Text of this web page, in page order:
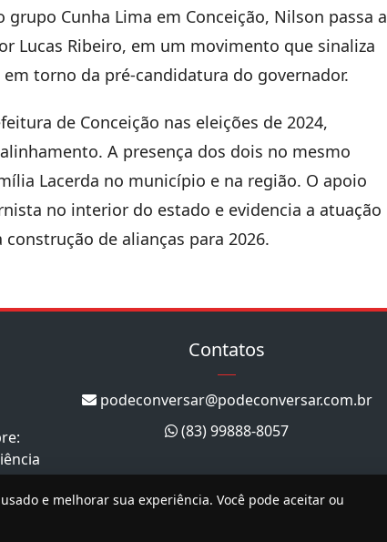
Cunha Lima em Conceição, Nilson passa a
Lucas Ribeiro, em um movimento que sinaliza
torno da pré-candidatura do governador.
de Conceição nas eleições de 2024,
A presença dos dois no mesmo
Lacerda no município e na região. O apoio
no interior do estado e evidencia a atuação
de alianças para 2026.
Contatos
podeconversar@podeconversar.com.br
(83) 99888-8057
e melhorar sua experiência. Você pode aceitar ou